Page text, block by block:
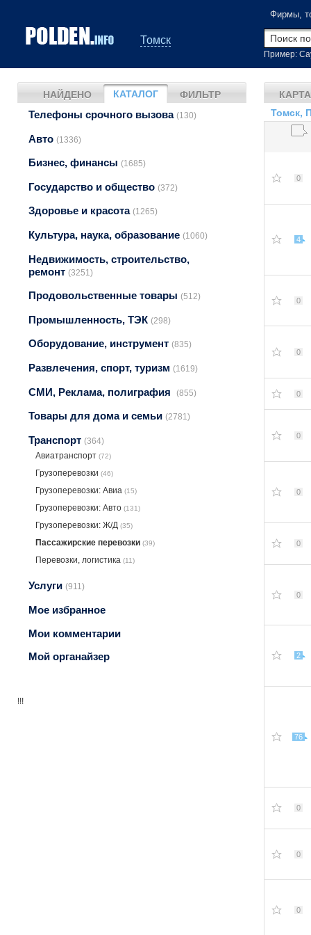
Томск
Фирмы,
Пример:
НАЙДЕНО КАТАЛОГ ФИЛЬТР
Телефоны срочного вызова (130)
Авто (1336)
Бизнес, финансы (1685)
Государство и общество (372)
Здоровье и красота (1265)
Культура, наука, образование (1060)
Недвижимость, строительство,
ремонт (3251)
Продовольственные товары (512)
Промышленность, ТЭК (298)
Оборудование, инструмент (835)
Развлечения, спорт, туризм (1619)
СМИ, Реклама, полиграфия (855)
Товары для дома и семьи (2781)
Транспорт (364)
Авиатранспорт (72)
Грузоперевозки (46)
Грузоперевозки: Авиа (15)
Грузоперевозки: Авто (131)
Грузоперевозки: Ж/Д (35)
Пассажирские перевозки (39)
Перевозки, логистика (11)
Услуги (911)
Мое избранное
Мои комментарии
Мой органайзер
!!!
КАРТА
Томск,
0
4
0
0
0
0
0
0
0
2
76
0
0
0